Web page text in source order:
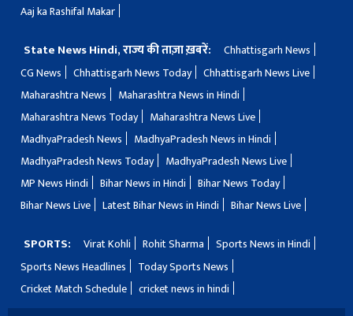
Aaj ka Rashifal Makar
State News Hindi, राज्य की ताज़ा ख़बरें:
Chhattisgarh News
CG News
Chhattisgarh News Today
Chhattisgarh News Live
Maharashtra News
Maharashtra News in Hindi
Maharashtra News Today
Maharashtra News Live
MadhyaPradesh News
MadhyaPradesh News in Hindi
MadhyaPradesh News Today
MadhyaPradesh News Live
MP News Hindi
Bihar News in Hindi
Bihar News Today
Bihar News Live
Latest Bihar News in Hindi Bihar News Live
SPORTS: Virat Kohli Rohit Sharma
Sports News in Hindi
Sports News Headlines
Today Sports News
Cricket Match Schedule
cricket news in hindi